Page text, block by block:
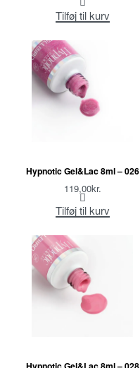
Tilføj til kurv
Hypnotic Gel&Lac 8ml – 026
119,00kr.
Tilføj til kurv